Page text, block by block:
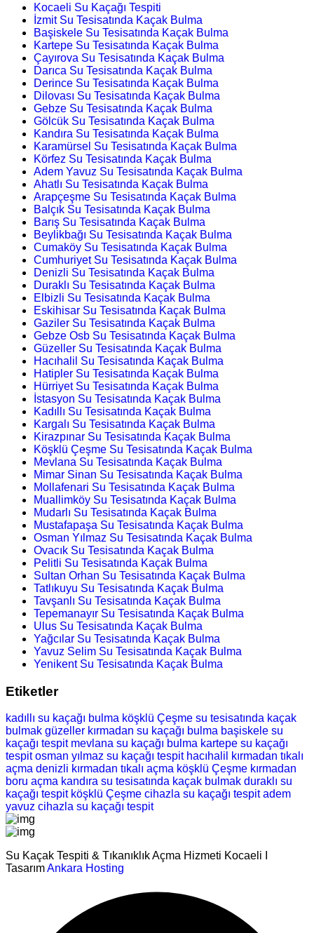
Kocaeli Su Kaçağı Tespiti
İzmit Su Tesisatında Kaçak Bulma
Başiskele Su Tesisatında Kaçak Bulma
Kartepe Su Tesisatında Kaçak Bulma
Çayırova Su Tesisatında Kaçak Bulma
Darıca Su Tesisatında Kaçak Bulma
Derince Su Tesisatında Kaçak Bulma
Dilovası Su Tesisatında Kaçak Bulma
Gebze Su Tesisatında Kaçak Bulma
Gölcük Su Tesisatında Kaçak Bulma
Kandıra Su Tesisatında Kaçak Bulma
Karamürsel Su Tesisatında Kaçak Bulma
Körfez Su Tesisatında Kaçak Bulma
Adem Yavuz Su Tesisatında Kaçak Bulma
Ahatlı Su Tesisatında Kaçak Bulma
Arapçeşme Su Tesisatında Kaçak Bulma
Balçık Su Tesisatında Kaçak Bulma
Barış Su Tesisatında Kaçak Bulma
Beylikbağı Su Tesisatında Kaçak Bulma
Cumaköy Su Tesisatında Kaçak Bulma
Cumhuriyet Su Tesisatında Kaçak Bulma
Denizli Su Tesisatında Kaçak Bulma
Duraklı Su Tesisatında Kaçak Bulma
Elbizli Su Tesisatında Kaçak Bulma
Eskihisar Su Tesisatında Kaçak Bulma
Gaziler Su Tesisatında Kaçak Bulma
Gebze Osb Su Tesisatında Kaçak Bulma
Güzeller Su Tesisatında Kaçak Bulma
Hacıhalil Su Tesisatında Kaçak Bulma
Hatipler Su Tesisatında Kaçak Bulma
Hürriyet Su Tesisatında Kaçak Bulma
İstasyon Su Tesisatında Kaçak Bulma
Kadıllı Su Tesisatında Kaçak Bulma
Kargalı Su Tesisatında Kaçak Bulma
Kirazpınar Su Tesisatında Kaçak Bulma
Köşklü Çeşme Su Tesisatında Kaçak Bulma
Mevlana Su Tesisatında Kaçak Bulma
Mimar Sinan Su Tesisatında Kaçak Bulma
Mollafenari Su Tesisatında Kaçak Bulma
Muallimköy Su Tesisatında Kaçak Bulma
Mudarlı Su Tesisatında Kaçak Bulma
Mustafapaşa Su Tesisatında Kaçak Bulma
Osman Yılmaz Su Tesisatında Kaçak Bulma
Ovacık Su Tesisatında Kaçak Bulma
Pelitli Su Tesisatında Kaçak Bulma
Sultan Orhan Su Tesisatında Kaçak Bulma
Tatlıkuyu Su Tesisatında Kaçak Bulma
Tavşanlı Su Tesisatında Kaçak Bulma
Tepemanayır Su Tesisatında Kaçak Bulma
Ulus Su Tesisatında Kaçak Bulma
Yağcılar Su Tesisatında Kaçak Bulma
Yavuz Selim Su Tesisatında Kaçak Bulma
Yenikent Su Tesisatında Kaçak Bulma
Etiketler
kadıllı su kaçağı bulma köşklü Çeşme su tesisatında kaçak
bulmak güzeller kırmadan su kaçağı bulma başiskele su
kaçağı tespit mevlana su kaçağı bulma kartepe su kaçağı
tespit osman yılmaz su kaçağı tespit hacıhalil kırmadan tıkalı
açma denizli kırmadan tıkalı açma köşklü Çeşme kırmadan
boru açma kandıra su tesisatında kaçak bulmak duraklı su
kaçağı tespit köşklü Çeşme cihazla su kaçağı tespit adem
yavuz cihazla su kaçağı tespit
Su Kaçak Tespiti & Tıkanıklık Açma Hizmeti Kocaeli I
TasarımAnkara Hosting